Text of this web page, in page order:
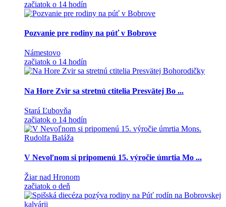
začiatok o 14 hodín
Pozvanie pre rodiny na púť v Bobrove
Námestovo
začiatok o 14 hodín
Na Hore Zvir sa stretnú ctitelia Presvätej Bo ...
Stará Ľubovňa
začiatok o 14 hodín
V Nevoľnom si pripomenú 15. výročie úmrtia Mo ...
Žiar nad Hronom
začiatok o deň